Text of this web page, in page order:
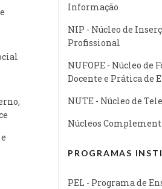
Informação
NIP - Núcleo de
Profissional
NUFOPE - Núcleo de
Docente e Prática de
NUTE - Núcleo de
Núcleos
PROGRAMAS
PEL - Programa de